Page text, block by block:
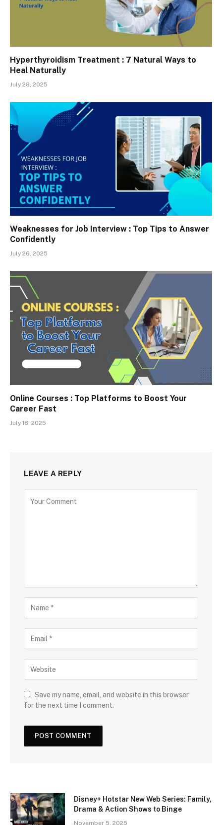
Hyperthyroidism Treatment : 7 Natural Ways to
Heal Naturally
July 28, 2025
Weaknesses for Job Interview : Top Tips to Answer
Confidently
July 26, 2025
Online Courses : Top Platforms to Boost Your
Career Fast
July 18, 2025
LEAVE A REPLY
Save my name, email, and website in this browser
for the next time I comment.
Disney+ Hotstar New Web Series: Family,
Drama & Action Shows to Binge
November 5, 2025